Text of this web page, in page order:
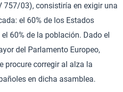
757/03), consistiría en exigir una
el 60% de los Estados
60% de la población. Dado el
del Parlamento Europeo,
procure corregir al alza la
en dicha asamblea.